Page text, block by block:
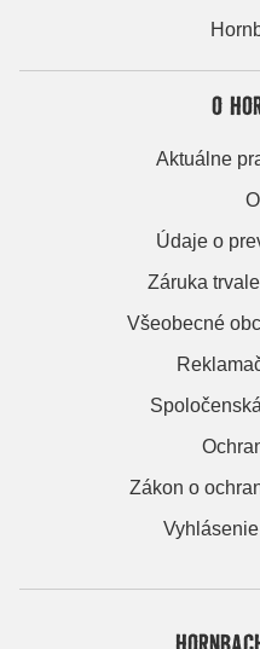
O
Aktuálne
Údaje o
Záruka
Všeobecné
Zákon o